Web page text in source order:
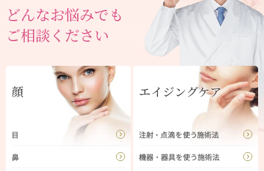
どんなお悩みでも
ご相談ください
顔 エイジングケア